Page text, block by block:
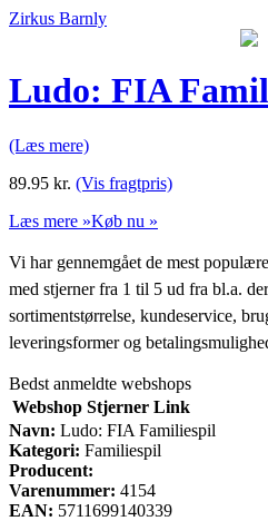
Zirkus Barnly
Ludo: FIA
(Læs mere)
89.95 kr. (Vis fragtpris)
Læs mere »Køb nu »
Vi har gennemgået de mest
med stjerner fra 1 til 5 ud fra bl.a.
sortimentstørrelse, kundeservice,
leveringsformer og
Bedst anmeldte webshops
Webshop Stjerner Link
Navn: Ludo: FIA Familiespil
Kategori: Familiespil
Producent:
Varenummer: 4154
EAN: 5711699140339